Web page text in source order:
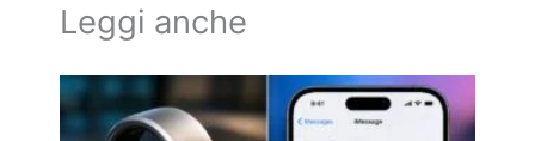
Leggi anche